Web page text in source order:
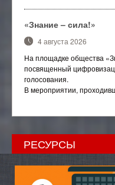
«Знание – сила!»
4 августа 2026
На площадке общества
посвященный
голосования.
В мероприятии,
РЕСУРСЫ